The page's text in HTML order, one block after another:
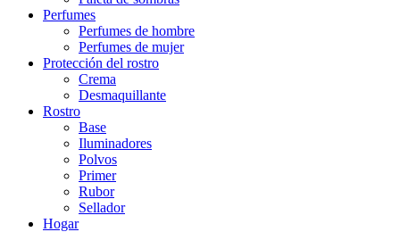
Perfumes
Perfumes de hombre
Perfumes de mujer
Protección del rostro
Crema
Desmaquillante
Rostro
Base
Iluminadores
Polvos
Primer
Rubor
Sellador
Hogar